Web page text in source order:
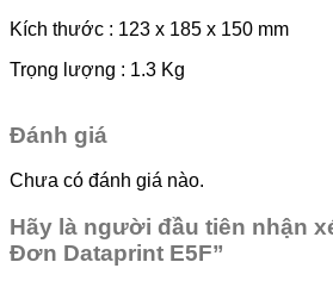
Kích thước : 123 x 185 x 150 mm
Trọng lượng : 1.3 Kg
Đánh giá
Chưa có đánh giá nào.
Hãy là người đầu tiên nhận
Đơn Dataprint E5F”